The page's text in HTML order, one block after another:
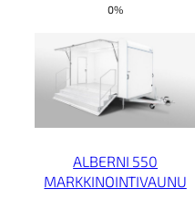
0%
ALBERNI 550
MARKKINOINTIVAUNU